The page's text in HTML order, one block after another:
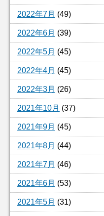
2022年7月 (49)
2022年6月 (39)
2022年5月 (45)
2022年4月 (45)
2022年3月 (26)
2021年10月 (37)
2021年9月 (45)
2021年8月 (44)
2021年7月 (46)
2021年6月 (53)
2021年5月 (31)